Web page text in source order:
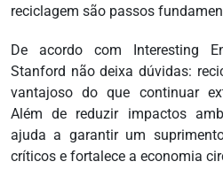
reciclagem são passos
De acordo com Interesting
Stanford não deixa dúvidas:
vantajoso do que continuar
Além de reduzir impactos
ajuda a garantir um
críticos e fortalece a economia